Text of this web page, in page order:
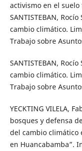
activismo en el
SANTISTEBAN,
cambio climático.
Trabajo sobre
SANTISTEBAN,
cambio climático.
Trabajo sobre
YECKTING VILELA,
bosques y defensa
del cambio climático
en Huancabamba”.